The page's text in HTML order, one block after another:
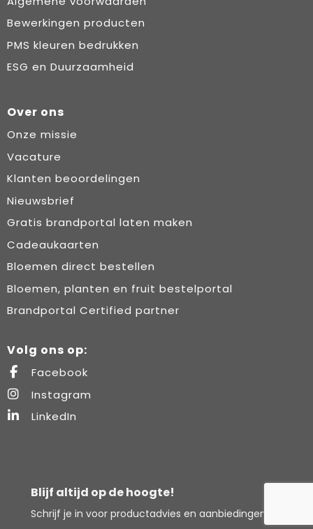
Bewerkingen producten
PMS kleuren bedrukken
ESG en Duurzaamheid
Over ons
Onze missie
Vacature
Klanten beoordelingen
Nieuwsbrief
Gratis brandportal laten maken
Cadeaukaarten
Bloemen direct bestellen
Bloemen, planten en fruit bestelportal
Brandportal Certified partner
Volg ons op:
Facebook
Instagram
LinkedIn
Blijf altijd op de hoogte!
Schrijf je in voor productadvies en aanbiedingen.